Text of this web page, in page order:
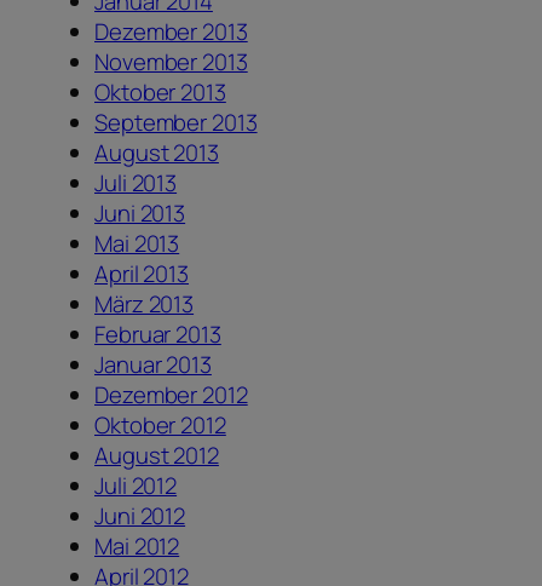
Dezember 2013
November 2013
Oktober 2013
September 2013
August 2013
Juli 2013
Juni 2013
Mai 2013
April 2013
März 2013
Februar 2013
Januar 2013
Dezember 2012
Oktober 2012
August 2012
Juli 2012
Juni 2012
Mai 2012
April 2012